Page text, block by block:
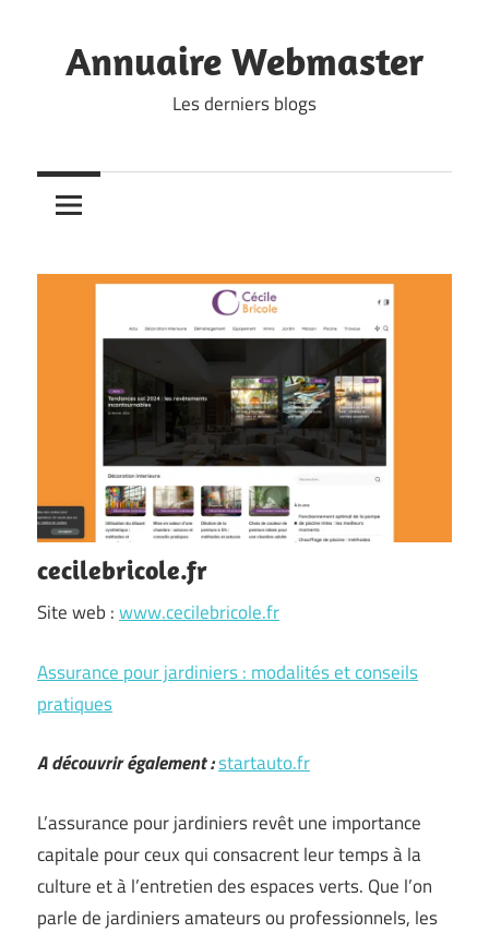
content
Annuaire Webmaster
Les derniers blogs
cecilebricole.fr
Site web :www.cecilebricole.fr
Assurance pour jardiniers : modalités et conseils
pratiques
A découvrir également :startauto.fr
L’assurance pour jardiniers revêt une importance
capitale pour ceux qui consacrent leur temps à la
culture et à l’entretien des espaces verts. Que l’on
parle de jardiniers amateurs ou professionnels, les